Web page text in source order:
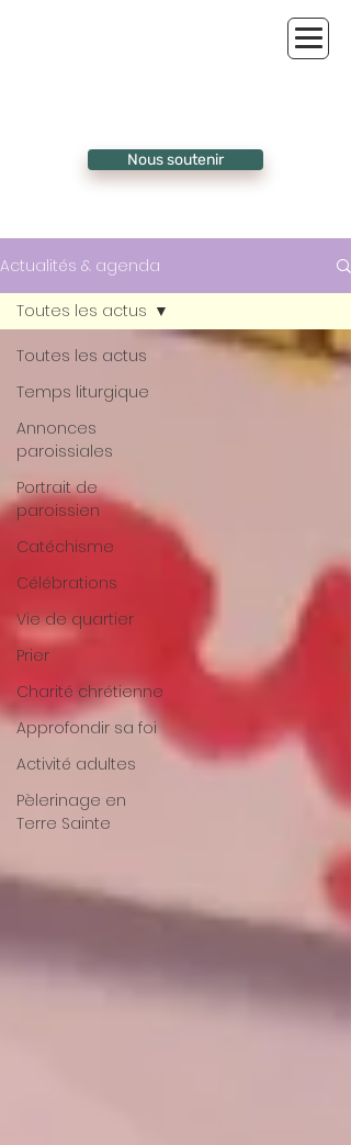
Nous soutenir
Actualités & agenda
Toutes les actus
Temps liturgique
Annonces
paroissiales
Portrait de
paroissien
Catéchisme
Célébrations
Vie de quartier
Prier
Charité chrétienne
Approfondir sa foi
Activité adultes
Pèlerinage en
Terre Sainte
Toutes les actus